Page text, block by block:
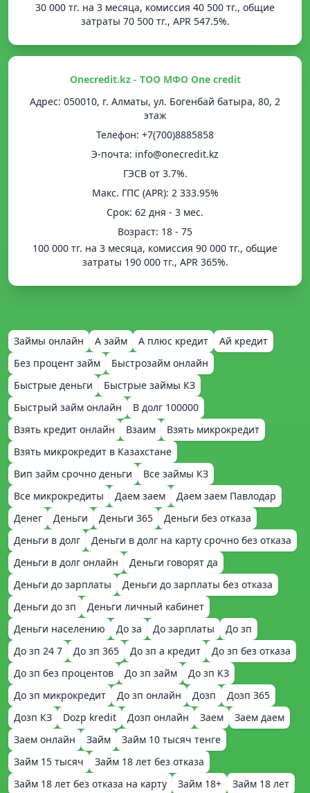
30 000 тг. на 3 месяца, комиссия 40 500 тг., общие
затраты 70 500 тг., APR 547.5%.
Onecredit.kz - ТОО МФО One credit
Адрес: 050010, г. Алматы, ул. Богенбай батыра, 80, 2
этаж
Телефон: +7(700)8885858
Э-почта: info@onecredit.kz
ГЭСВ от 3.7%.
Mакс. ГПС (APR): 2 333.95%
Срок: 62 дня - 3 мес.
Возраст: 18 - 75
100 000 тг. на 3 месяца, комиссия 90 000 тг., общие
затраты 190 000 тг., APR 365%.
Займы онлайн А займ А плюс кредит
Ай кредит
Без процент займ
Быстрозайм онлайн
Быстрые деньги
Быстрые займы КЗ
Быстрый займ онлайн
В долг 100000
Взять кредит онлайн
Взаим
Взять микрокредит
Взять микрокредит в Казахстане
Вип займ срочно деньги
Все займы КЗ
Все микрокредиты
Даем заем
Даем заем Павлодар
Денег
Деньги Деньги 365
Деньги без отказа
Деньги в долг
Деньги в долг на карту срочно без отказа
Деньги в долг онлайн
Деньги говорят да
Деньги до зарплаты
Деньги до зарплаты без отказа
Деньги до зп
Деньги личный кабинет
Деньги населению
До за До зарплаты
До зп
До зп 24 7
До зп 365 До зп а кредит
До зп без отказа
До зп без процентов
До зп займ
До зп КЗ
До зп микрокредит
До зп онлайн Дозп
Дозп 365
Дозп КЗ
Dozp kredit Дозп онлайн Заем
Заем даем
Заем онлайн
Займ
Займ 10 тысяч тенге
Займ 15 тысяч
Займ 18 лет без отказа
Займ 18 лет без отказа на карту
Займ 18+
Займ 18 лет